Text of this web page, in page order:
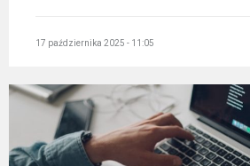
17 października 2025 - 11:05